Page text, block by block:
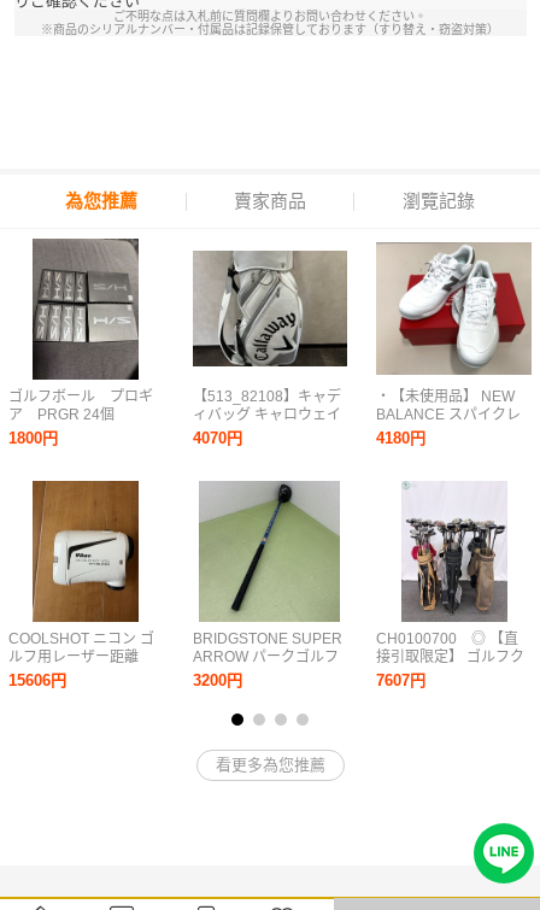
ご不明な点は入札前に質問欄よりお問い合わせください。
※商品のシリアルナンバー・付属品は記録保管しております（すり替え・窃盗対策）
為您推薦 賣家商品 瀏覽記錄
ゴルフボール プロギ
ア PRGR 24個
1800円
COOLSHOT ニコン ゴ
ルフ用レーザー距離
計 COOLSHOT
LITE STABILIZED
15606円
【513_82108】キャデ
ィバッグ キャロウェイ
グレーズ 22 ホワイト／
シルバー9.5型 ドライ
ロウェイ 画像参照
4070円
BRIDGSTONE SUPER
ARROW パークゴルフ
クラブ
3200円
・【未使用品】 NEW
BALANCE スパイクレ
スゴルフシューズ
UG574D4 25.5CM
4180円
CH0100700 ◎ 【直
接引取限定】 ゴルフク
ラブ まとめ NIKE
HONMA テーラーメイ
7607円
看更多為您推薦